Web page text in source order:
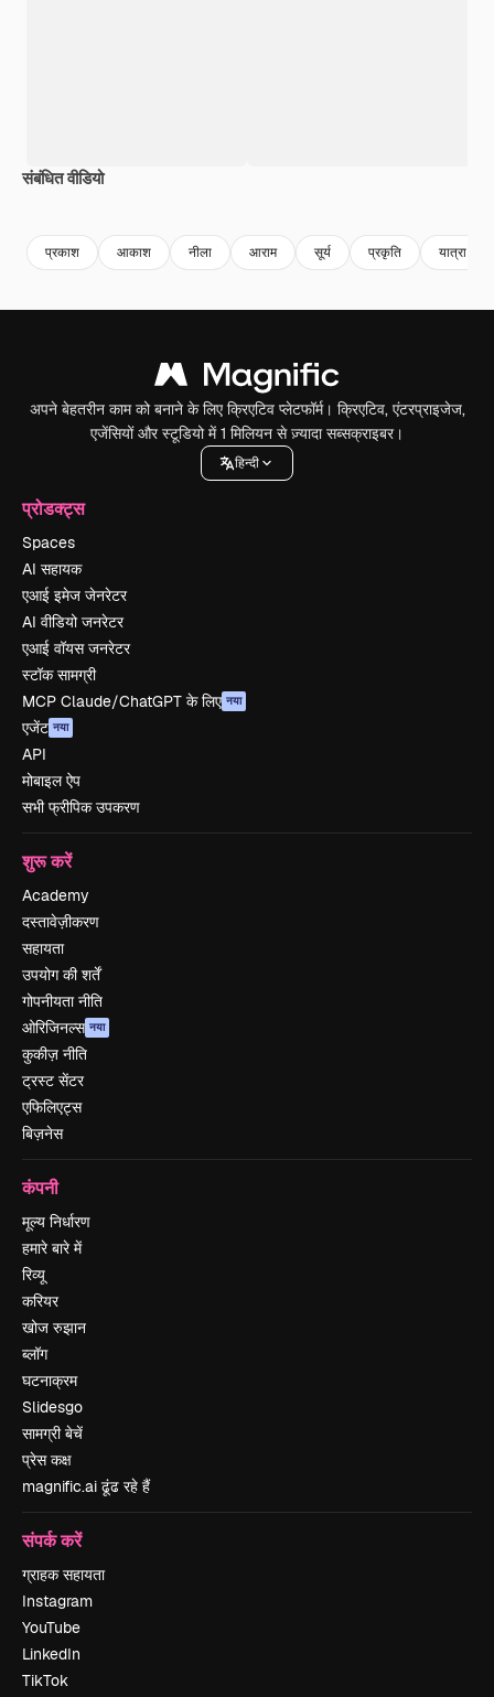
संबंधित वीडियो
प्रकाश आकाश नीला आराम सूर्य प्रकृति यात्रा
अपने बेहतरीन काम को बनाने के लिए क्रिएटिव प्लेटफॉर्म। क्रिएटिव, एंटरप्राइजेज,
एजेंसियों और स्टूडियो में 1 मिलियन से ज़्यादा सब्सक्राइबर।
हिन्दी
प्रोडक्ट्स
Spaces
AI सहायक
एआई इमेज जेनरेटर
AI वीडियो जनरेटर
एआई वॉयस जनरेटर
स्टॉक सामग्री
MCP Claude/ChatGPT के लिए नया
एजेंट नया
API
मोबाइल ऐप
सभी फ्रीपिक उपकरण
शुरू करें
Academy
दस्तावेज़ीकरण
सहायता
उपयोग की शर्तें
गोपनीयता नीति
ओरिजिनल्स नया
कुकीज़ नीति
ट्रस्ट सेंटर
एफिलिएट्स
बिज़नेस
कंपनी
मूल्य निर्धारण
हमारे बारे में
रिव्यू
करियर
खोज रुझान
ब्लॉग
घटनाक्रम
Slidesgo
सामग्री बेचें
प्रेस कक्ष
magnific.ai ढूंढ रहे हैं
संपर्क करें
ग्राहक सहायता
Instagram
YouTube
LinkedIn
TikTok